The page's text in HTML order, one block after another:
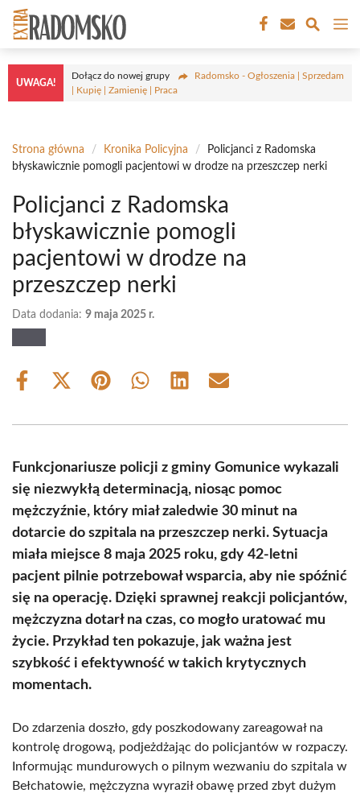
Przejdź
do
treści
UWAGA!
Dołącz do nowej grupy
Radomsko - Ogłoszenia | Sprzedam
| Kupię | Zamienię | Praca
Strona główna / Kronika Policyjna /
Policjanci z Radomska
błyskawicznie pomogli pacjentowi w drodze na przeszczep nerki
Policjanci z Radomska
błyskawicznie pomogli
pacjentowi w drodze na
przeszczep nerki
Data dodania: 9 maja 2025 r.
Share
Share
(Twitter)
Share Share Share Share
Funkcjonariusze policji z gminy Gomunice wykazali
się niezwykłą determinacją, niosąc pomoc
mężczyźnie, który miał zaledwie 30 minut na
dotarcie do szpitala na przeszczep nerki. Sytuacja
miała miejsce 8 maja 2025 roku, gdy 42-letni
pacjent pilnie potrzebował wsparcia, aby nie spóźnić
się na operację. Dzięki sprawnej reakcji policjantów,
mężczyzna dotarł na czas, co mogło uratować mu
życie. Przykład ten pokazuje, jak ważna jest
szybkość i efektywność w takich krytycznych
momentach.
Do zdarzenia doszło, gdy poszkodowany zareagował na
kontrolę drogową, podjeżdżając do policjantów w rozpaczy.
Informując mundurowych o pilnym wezwaniu do szpitala w
Bełchatowie, mężczyzna wyraził obawę przed zbyt dużym